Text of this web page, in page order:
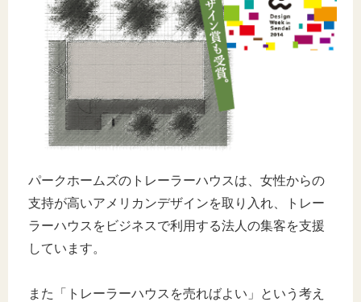
パークホームズのトレーラーハウスは、女性からの
支持が高いアメリカンデザインを取り入れ、トレー
ラーハウスをビジネスで利用する法人の集客を支援
しています。
また「トレーラーハウスを売ればよい」という考え